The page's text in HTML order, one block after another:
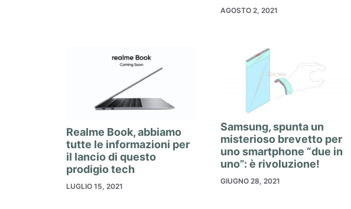
AGOSTO 2, 2021
Realme Book, abbiamo
tutte le informazioni per
il lancio di questo
prodigio tech
LUGLIO 15, 2021
Samsung, spunta un
misterioso brevetto per
uno smartphone “due in
uno”: è rivoluzione!
GIUGNO 28, 2021